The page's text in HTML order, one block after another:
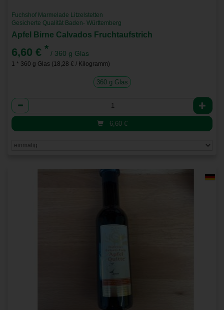
Fuchshof Marmelade Litzelstetten
Gesicherte Qualität Baden- Württemberg
Apfel Birne Calvados Fruchtaufstrich
6,60 € * / 360 g Glas
1 * 360 g Glas (18,28 € / Kilogramm)
360 g Glas
Anzahl
6,60 €